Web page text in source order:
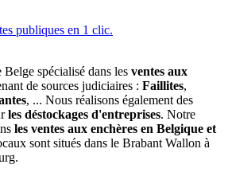
spécialisé dans les ventes aux
de sources judiciaires : Faillites,
, ... Nous réalisons également des
les déstockages d'entreprises. Notre
les ventes aux enchères en Belgique et
sont situés dans le Brabant Wallon à